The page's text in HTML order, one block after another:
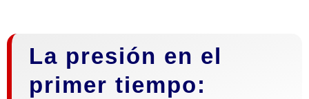
La presión en el
primer tiempo: